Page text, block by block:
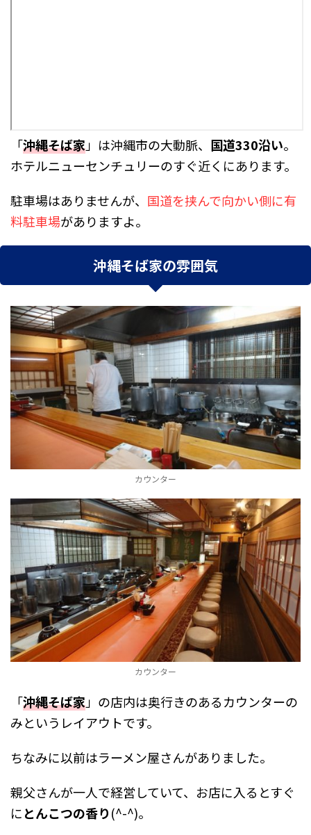
「沖縄そば家」は沖縄市の大動脈、 国道330沿い。
ホテルニューセンチュリーのすぐ近く にあります。
駐車場はありませんが、 国道を挟んで向かい側に有
料駐車場がありますよ。
沖縄そば家の雰囲気
カウンター
カウンター
「沖縄そば家」の店内は奥行きのあるカウンターの
みというレイアウトです。
ちなみに以前はラーメン屋さんがありました。
親父さんが一人で経営していて、お店に入るとすぐ
にとんこつの香り(^-^)。